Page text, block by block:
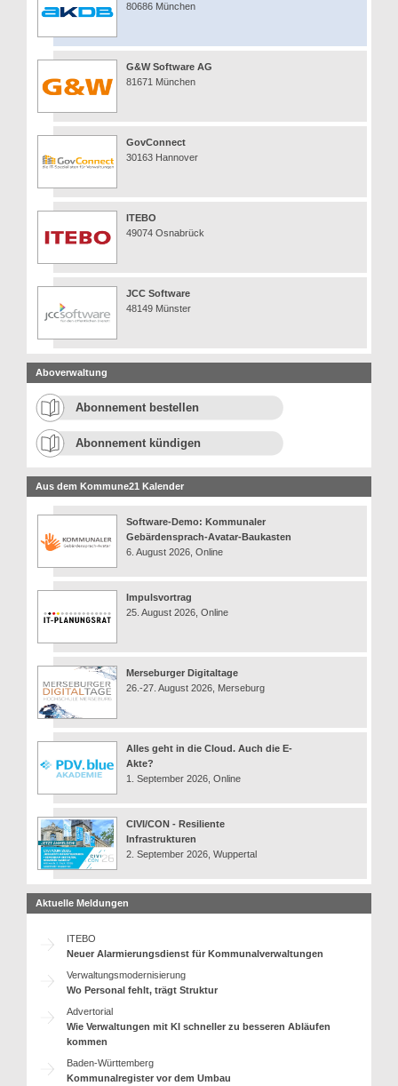
80686 München
G&W Software AG
81671 München
GovConnect
30163 Hannover
ITEBO
49074 Osnabrück
JCC Software
48149 Münster
Aboverwaltung
Abonnement bestellen
Abonnement kündigen
Aus dem Kommune21 Kalender
Software-Demo: Kommunaler
Gebärdensprach-Avatar-Baukasten
6. August 2026, Online
Impulsvortrag
25. August 2026, Online
Merseburger Digitaltage
26.-27. August 2026, Merseburg
Alles geht in die Cloud. Auch die E-
Akte?
1. September 2026, Online
CIVI/CON - Resiliente
Infrastrukturen
2. September 2026, Wuppertal
Aktuelle Meldungen
ITEBO
Neuer Alarmierungsdienst für Kommunalverwaltungen
Verwaltungsmodernisierung
Wo Personal fehlt, trägt Struktur
Advertorial
Wie Verwaltungen mit KI schneller zu besseren Abläufen
kommen
Baden-Württemberg
Kommunalregister vor dem Umbau